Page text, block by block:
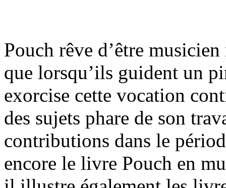
Pouch rêve d’être
que lorsqu’ils guident un
exorcise cette vocation
des sujets phare de son
contributions dans le
encore le livre Pouch en